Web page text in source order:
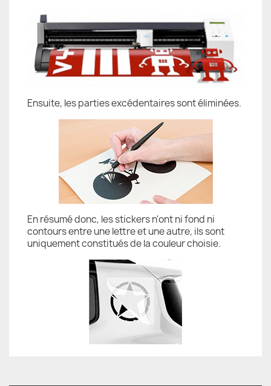
Ensuite, les parties excédentaires sont éliminées.
En résumé donc, les stickers n'ont ni fond ni
contours entre une lettre et une autre, ils sont
uniquement constitués de la couleur choisie.